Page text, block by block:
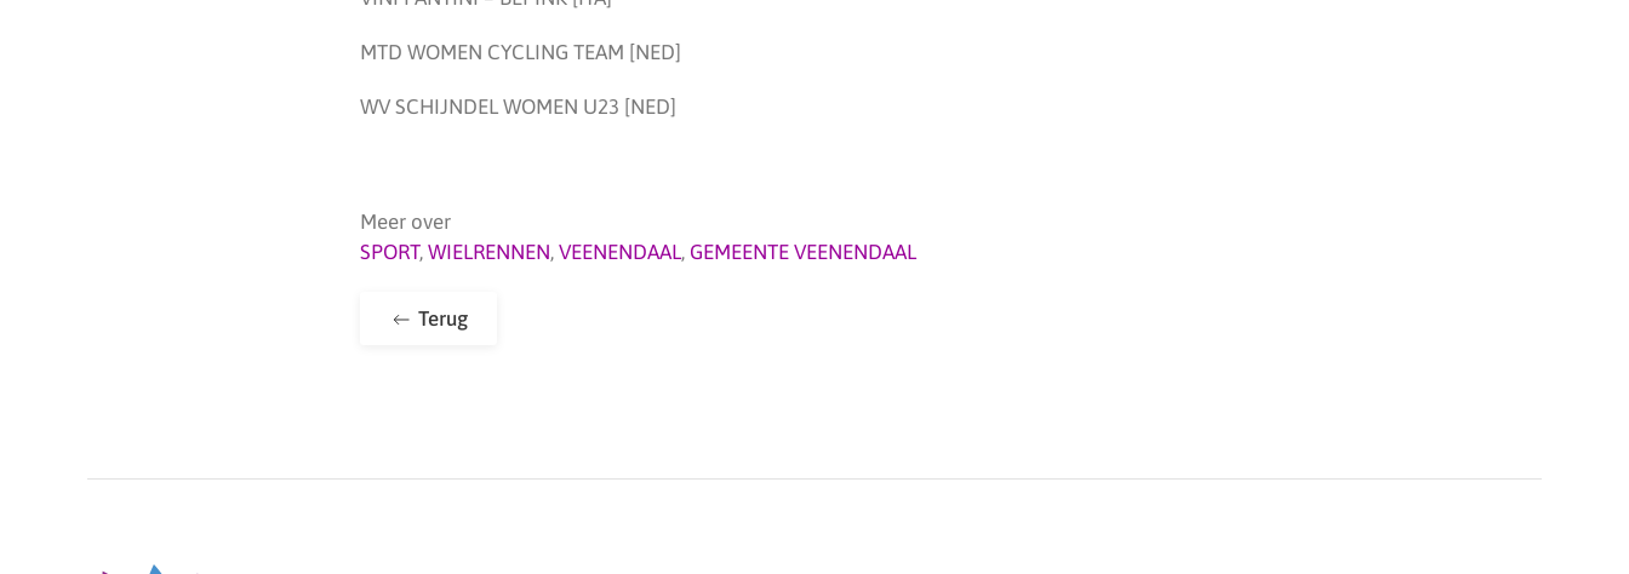
MTD WOMEN CYCLING TEAM [NED]
WV SCHIJNDEL WOMEN U23 [NED]
Meer over
SPORT, WIELRENNEN, VEENENDAAL, GEMEENTE VEENENDAAL
Terug